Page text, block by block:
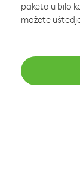
paketa u bilo
možete